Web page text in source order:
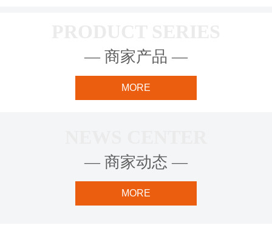
— 商家产品 —
MORE
— 商家动态 —
MORE